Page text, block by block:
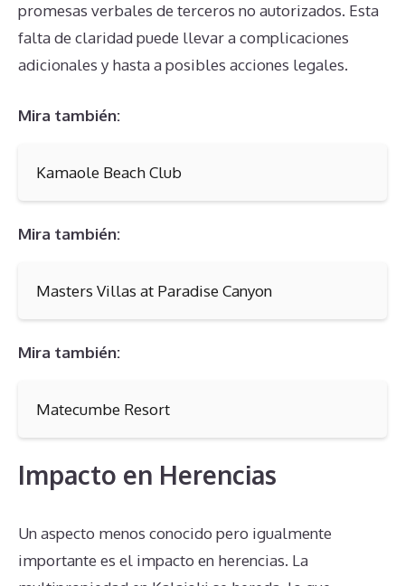
promesas verbales de terceros no autorizados. Esta
falta de claridad puede llevar a complicaciones
adicionales y hasta a posibles acciones legales.
Mira también:
Kamaole Beach Club
Mira también:
Masters Villas at Paradise Canyon
Mira también:
Matecumbe Resort
Impacto en Herencias
Un aspecto menos conocido pero igualmente
importante es el impacto en herencias. La